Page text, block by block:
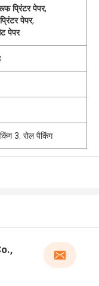
प्रिंटर पेपर,
पेपर,
पेपर
3. रोल पैकिंग